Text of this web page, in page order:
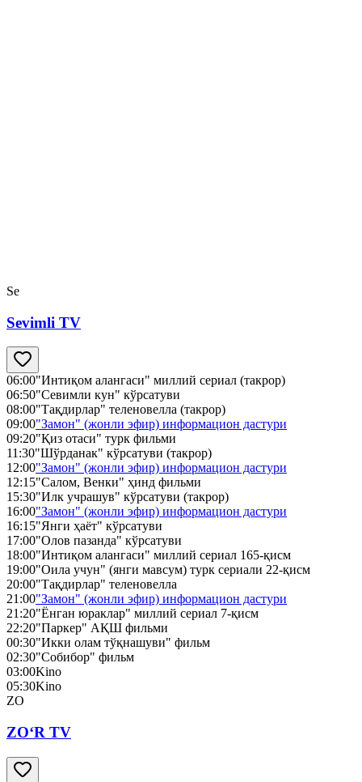
Se
Sevimli TV
06:00"Интиқом алангаси" миллий cериал (такрор)
06:50"Севимли кун" кўрсатуви
08:00"Тақдирлар" теленовелла (такрор)
09:00"Замон" (жонли эфир) информацион дастури
09:20"Қиз отаси" турк фильми
11:30"Шўрданак" кўрсатуви (такрор)
12:00"Замон" (жонли эфир) информацион дастури
12:15"Салом, Венки" ҳинд фильми
15:30"Илк учрашув" кўрсатуви (такрор)
16:00"Замон" (жонли эфир) информацион дастури
16:15"Янги ҳаёт" кўрсатуви
17:00"Олов пазанда" кўрсатуви
18:00"Интиқом алангаси" миллий сериал 165-қисм
19:00"Оила учун" (янги мавсум) турк сериали 22-қисм
20:00"Тақдирлар" теленовелла
21:00"Замон" (жонли эфир) информацион дастури
21:20"Ёнган юраклар" миллий сериал 7-қисм
22:20"Паркер" АҚШ фильми
00:30"Икки олам тўқнашуви" фильм
02:30"Собибор" фильм
03:00Kino
05:30Kino
ZO
ZO‘R TV